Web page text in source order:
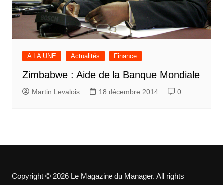
A LA UNE Actualités Finance
Zimbabwe : Aide de la Banque Mondiale
Martin Levalois 18 décembre 2014 0
Copyright © 2026 Le Magazine du Manager. All rights